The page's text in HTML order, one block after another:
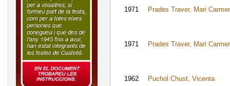
1971 Prades Traver, Mari
1971 Prades Traver, Mari
1962 Puchol Chust, Vicenta